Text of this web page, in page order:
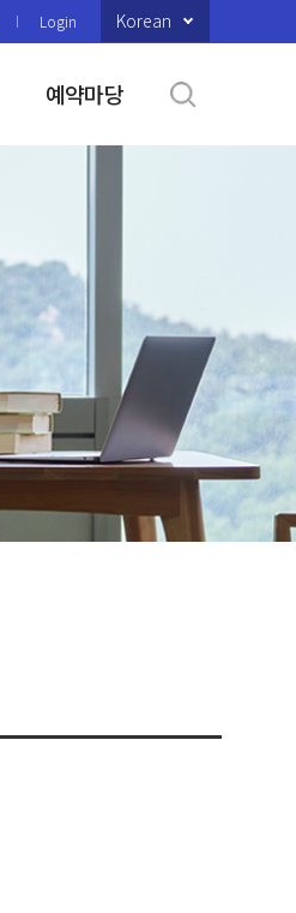
Login Korean
예약마당